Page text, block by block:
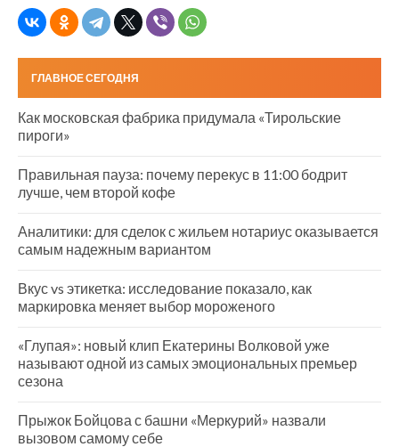
ГЛАВНОЕ СЕГОДНЯ
Как московская фабрика придумала «Тирольские
пироги»
Правильная пауза: почему перекус в 11:00 бодрит
лучше, чем второй кофе
Аналитики: для сделок с жильем нотариус оказывается
самым надежным вариантом
Вкус vs этикетка: исследование показало, как
маркировка меняет выбор мороженого
«Глупая»: новый клип Екатерины Волковой уже
называют одной из самых эмоциональных премьер
сезона
Прыжок Бойцова с башни «Меркурий» назвали
вызовом самому себе